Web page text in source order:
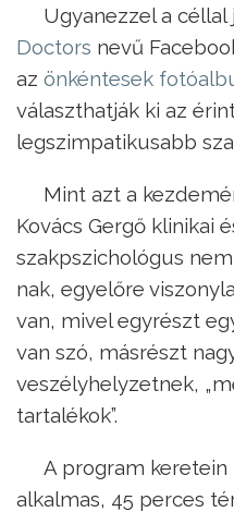
Ugyanezzel a
Doctors nevű
az önkéntesek
választhatják ki az
legszimpatikusabb
Mint azt a
Kovács Gergő klinikai
szakpszichológus
nak, egyelőre
van, mivel egyrészt
van szó, másrészt
veszélyhelyzetnek,
tartalékok”.
A program
alkalmas, 45 perces